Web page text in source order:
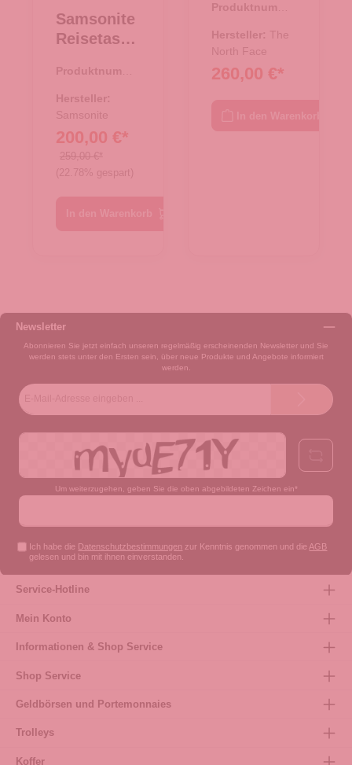
Samsonite
Reisetasch
Rollen
68/25
Armox
Moss
Produktnumme
Hersteller:
Samsonite
200,00 €*
259,00 €*
(22.78% gespart)
e mit
Rollen
53cm
Rolling
Produktnumme
Hersteller: The
North Face
260,00 €*
Newsletter
Abonnieren Sie jetzt einfach unseren regelmäßig erscheinenden Newsletter und Sie
werden stets unter den Ersten sein, über neue Produkte und Angebote informiert
werden.
Um weiterzugehen, geben Sie die oben abgebildeten Zeichen ein*
Ich habe die Datenschutzbestimmungen zur Kenntnis genommen und die AGB
gelesen und bin mit ihnen einverstanden.
Service-Hotline
Mein Konto
Informationen & Shop Service
Shop Service
Geldbörsen und Portemonnaies
Trolleys
Koffer